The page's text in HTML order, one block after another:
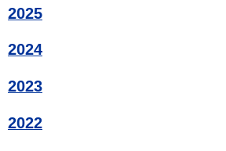
2025
2024
2023
2022